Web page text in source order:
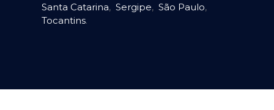
Santa Catarina, Sergipe, São Paulo,
Tocantins.